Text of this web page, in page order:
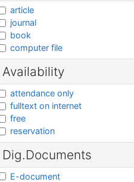
article
journal
book
computer file
Availability
attendance only
fulltext on internet
free
reservation
Dig.Documents
E-document